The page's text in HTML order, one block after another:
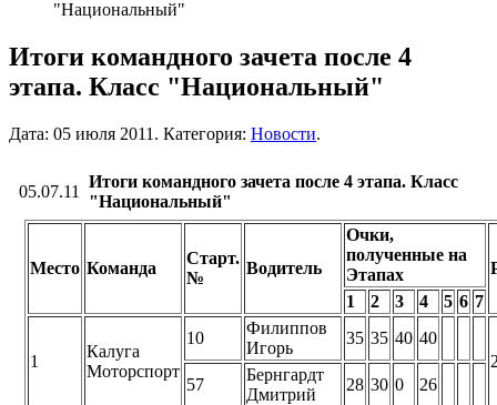
"Национальный"
Итоги командного зачета после 4
этапа. Класс "Национальный"
Дата: 05 июля 2011 . Категория: Новости.
05.07.11
Итоги командного зачета после 4 этапа. Класс
"Национальный"
Место Команда
Старт.
№
Водитель
Очки,
полученные на
Этапах
1
2 3 4 5 6 7
1
Калуга
Моторспорт
10
Филиппов
Игорь
35 35 40 40
57
Бернгардт
Дмитрий
28 30 0 26